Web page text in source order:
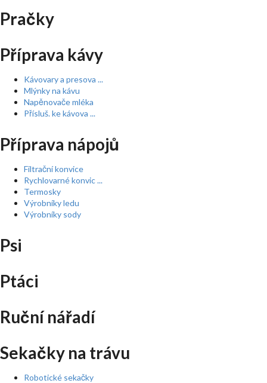
Pračky
Příprava kávy
Kávovary a presova ...
Mlýnky na kávu
Napěnovače mléka
Přísluš. ke kávova ...
Příprava nápojů
Filtrační konvice
Rychlovarné konvic ...
Termosky
Výrobníky ledu
Výrobníky sody
Psi
Ptáci
Ruční nářadí
Sekačky na trávu
Robotické sekačky